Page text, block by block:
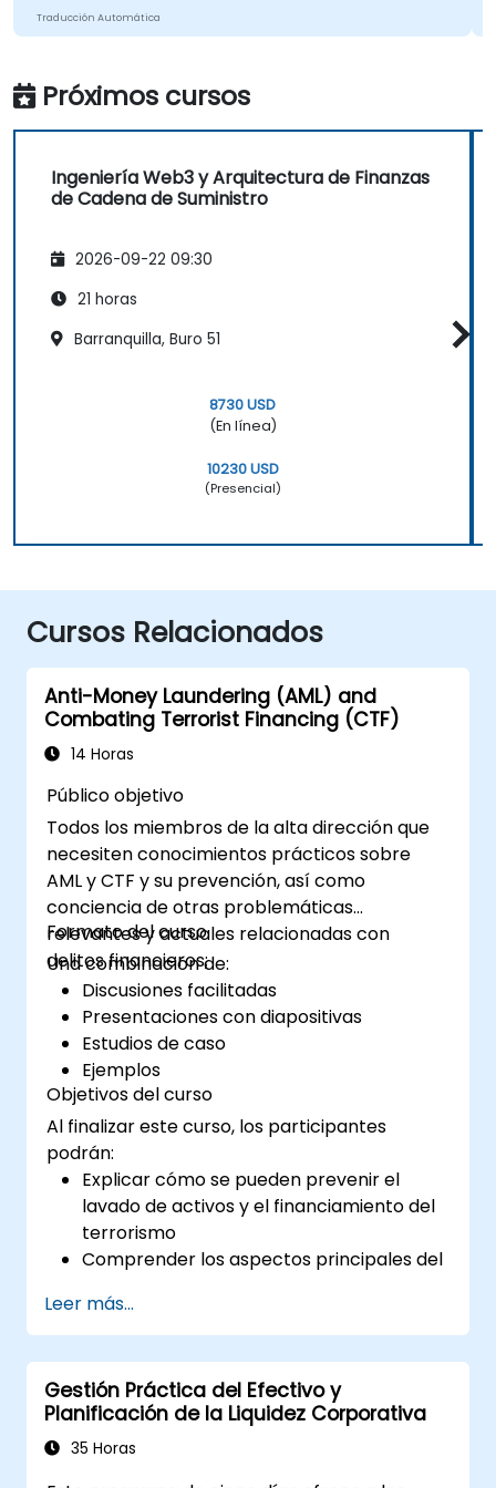
Traducción Automática
Próximos cursos
Ingeniería Web3 y Arquitectura de Finanzas
de Cadena de Suministro
2026-09-22 09:30
21 horas
Barranquilla, Buro 51
8730 USD
(En línea)
10230 USD
(Presencial)
Cursos Relacionados
Anti-Money Laundering (AML) and
Combating Terrorist Financing (CTF)
14 Horas
Público objetivo
Todos los miembros de la alta dirección que
necesiten conocimientos prácticos sobre
AML y CTF y su prevención, así como
conciencia de otras problemáticas
relevantes y actuales relacionadas con
delitos financieros;
Formato del curso
Una combinación de:
Discusiones facilitadas
Presentaciones con diapositivas
Estudios de caso
Ejemplos
Objetivos del curso
Al finalizar este curso, los participantes
podrán:
Explicar cómo se pueden prevenir el
lavado de activos y el financiamiento del
terrorismo
Comprender los aspectos principales del
empresas, así como los esfuerzos
nacionales e internacionales para
combatirlos
Definir las formas en que una empresa y
su personal deben protegerse contra los
riesgos del lavado de activos y del
Leer más...
Gestión Práctica del Efectivo y
Planificación de la Liquidez Corporativa
35 Horas